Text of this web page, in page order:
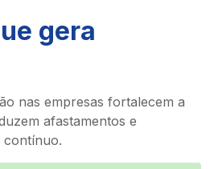
gera
nas empresas fortalecem a
afastamentos e
contínuo.